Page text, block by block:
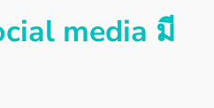
media มี